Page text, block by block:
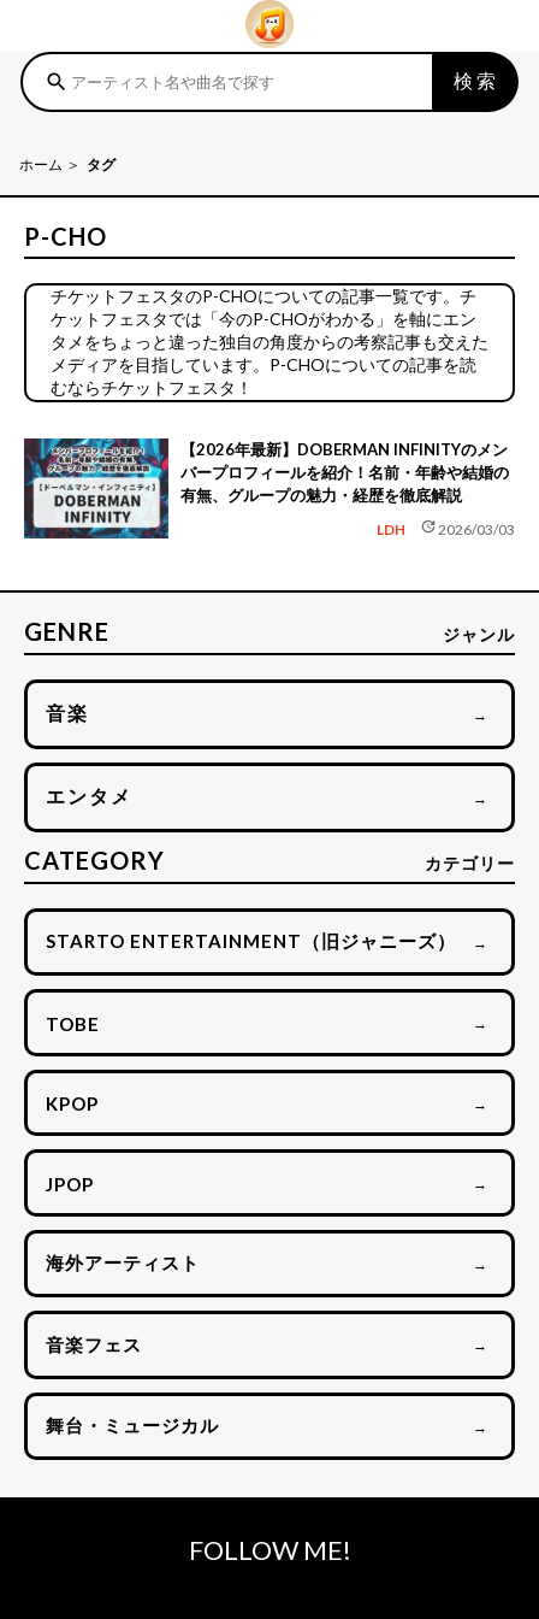
search 検索
ホーム タグ
P-CHO
チケットフェスタのP-CHOについての記事一覧です。チ
ケットフェスタでは「今のP-CHOがわかる」を軸にエン
タメをちょっと違った独自の角度からの考察記事も交えた
メディアを目指しています。P-CHOについての記事を読
むならチケットフェスタ！
【2026年最新】DOBERMAN INFINITYのメン
バープロフィールを紹介！名前・年齢や結婚の
有無、グループの魅力・経歴を徹底解説
LDH update2026/03/03
GENRE ジャンル
音楽 →
エンタメ →
CATEGORY カテゴリー
STARTO ENTERTAINMENT（旧ジャニーズ） →
TOBE →
KPOP →
JPOP →
海外アーティスト →
音楽フェス →
舞台・ミュージカル →
FOLLOW ME!